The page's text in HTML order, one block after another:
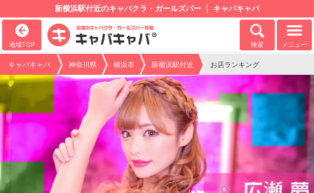
新横浜駅付近のキャバクラ・ガールズバー キャバキャバ
地域TOP 検索 メニュー
キャバキャバ 神奈川県 横浜市 新横浜駅付近 お店ランキング